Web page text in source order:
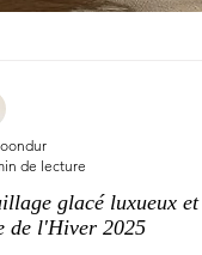
glacé luxueux et
de l'Hiver 2025
de lecture